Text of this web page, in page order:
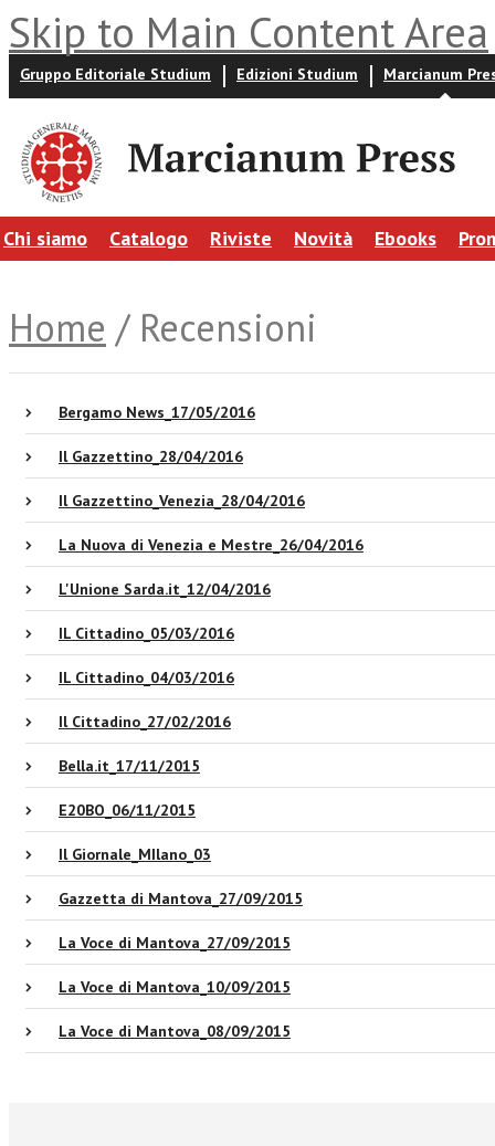
Skip to Main Content Area
Gruppo Editoriale Studium Edizioni Studium Marcianum
Chi siamo Catalogo Riviste Novità Ebooks
Home / Recensioni
Bergamo News_17/05/2016
Il Gazzettino_28/04/2016
Il Gazzettino_Venezia_28/04/2016
La Nuova di Venezia e Mestre_26/04/2016
L'Unione Sarda.it_12/04/2016
IL Cittadino_05/03/2016
IL Cittadino_04/03/2016
Il Cittadino_27/02/2016
Bella.it_17/11/2015
E20BO_06/11/2015
Il Giornale_MIlano_03
Gazzetta di Mantova_27/09/2015
La Voce di Mantova_27/09/2015
La Voce di Mantova_10/09/2015
La Voce di Mantova_08/09/2015